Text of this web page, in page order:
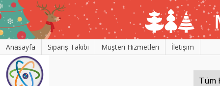
Anasayfa Sipariş Takibi Müşteri Hizmetleri İletişim